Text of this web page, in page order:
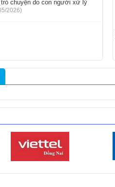
chuyện do con người xử lý
2026)